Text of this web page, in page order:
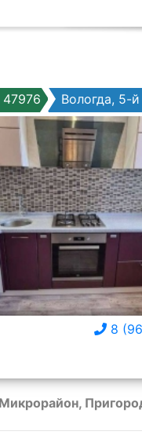
Вологда, 5-й
8